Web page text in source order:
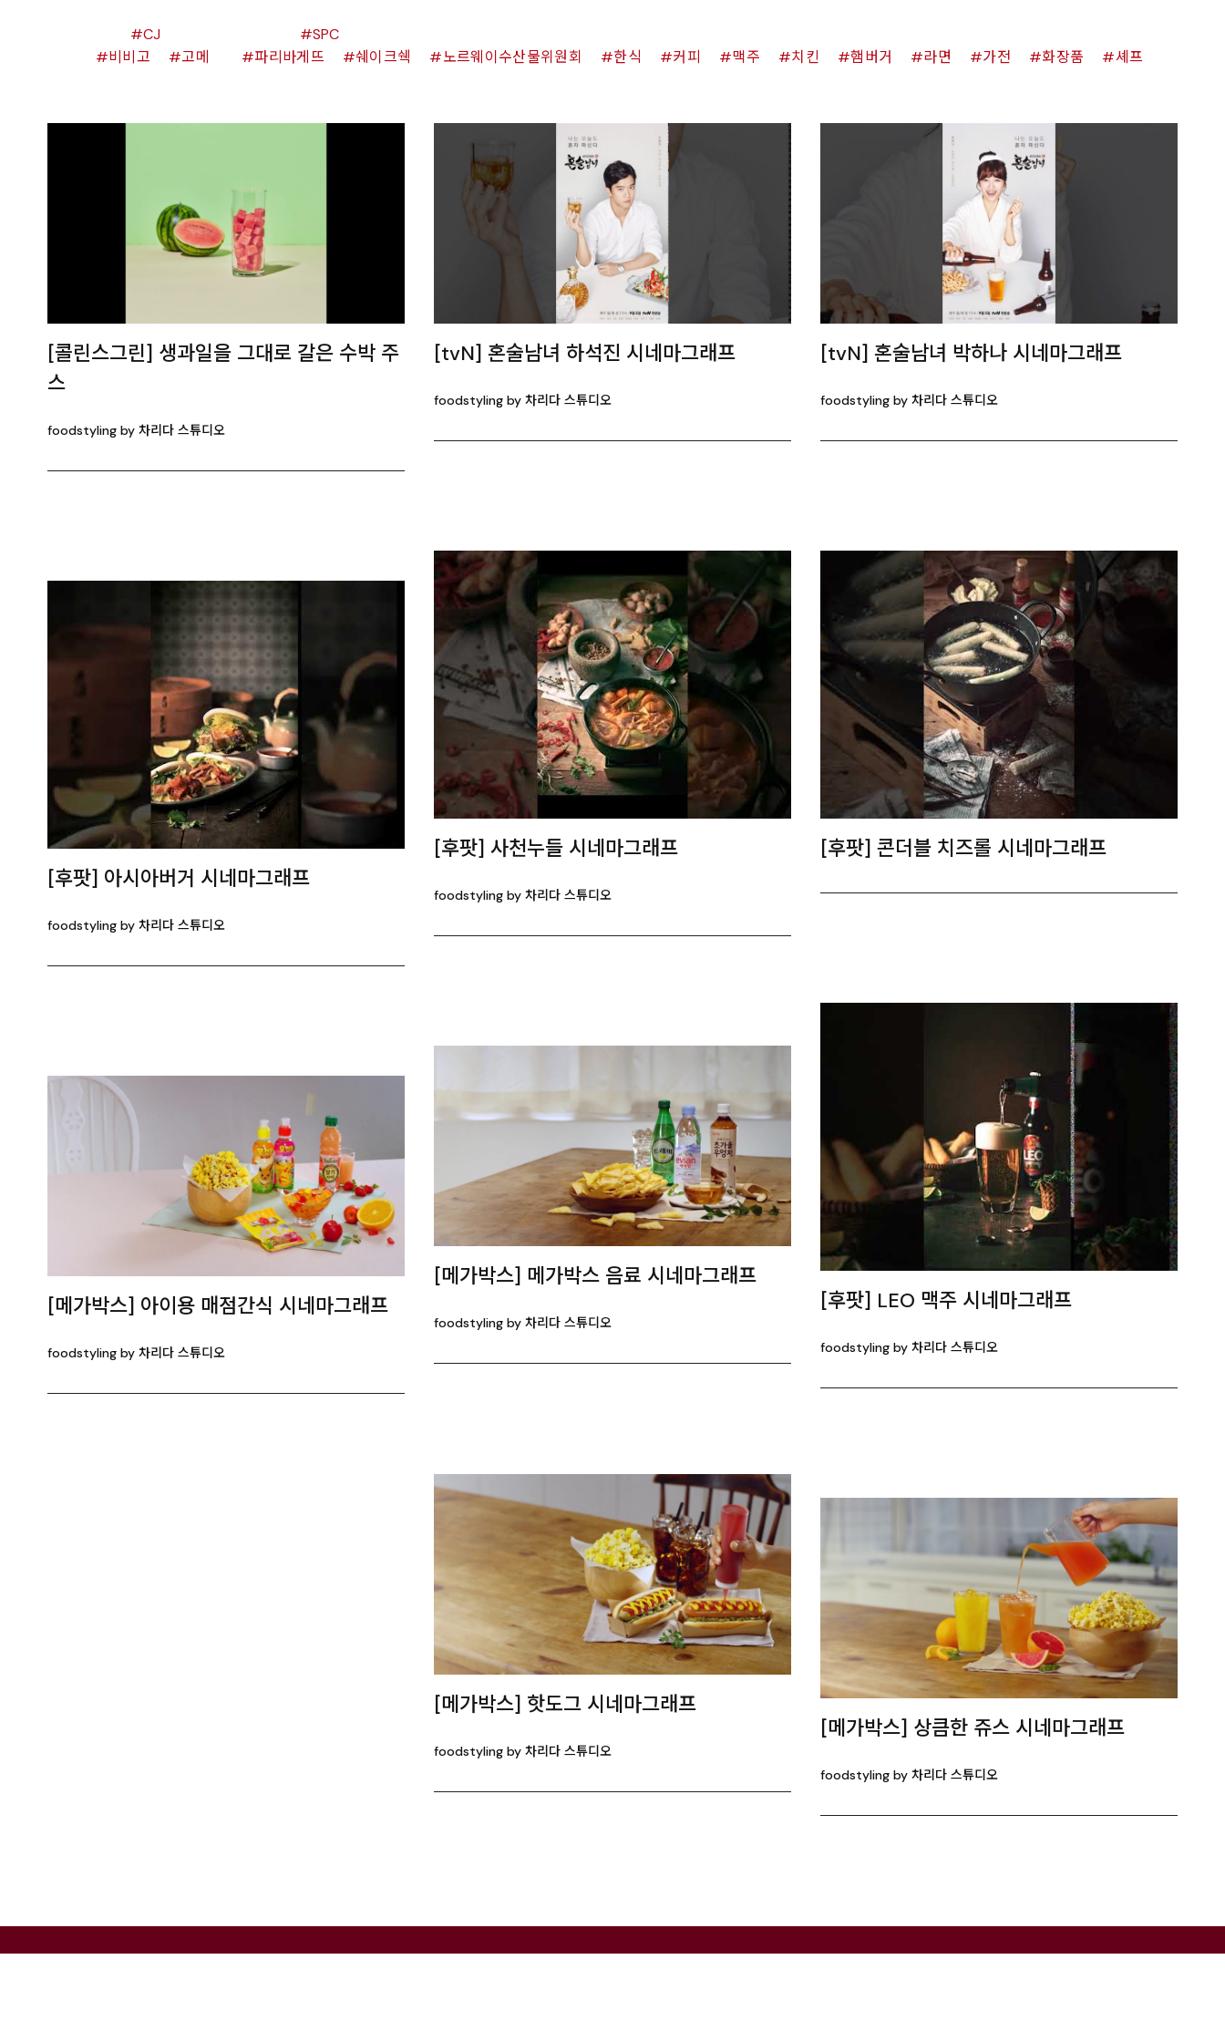
CJ
비비고
고메
SPC
파리바게뜨
쉐이크쉑 노르웨이수산물위원회 한식 커피 맥주 치킨 햄버거 라면 가전 화장품 셰프
[콜린스그린] 생과일을 그대로 갈은 수박 주
스
foodstyling by 차리다 스튜디오
[tvN] 혼술남녀 하석진 시네마그래프
foodstyling by 차리다 스튜디오
[tvN] 혼술남녀 박하나 시네마그래프
foodstyling by 차리다 스튜디오
[후팟] 사천누들 시네마그래프
foodstyling by 차리다 스튜디오
[후팟] 콘더블 치즈롤 시네마그래프
[후팟] 아시아버거 시네마그래프
foodstyling by 차리다 스튜디오
[후팟] LEO 맥주 시네마그래프
foodstyling by 차리다 스튜디오
[메가박스] 메가박스 음료 시네마그래프
foodstyling by 차리다 스튜디오
[메가박스] 아이용 매점간식 시네마그래프
foodstyling by 차리다 스튜디오
[메가박스] 핫도그 시네마그래프
foodstyling by 차리다 스튜디오
[메가박스] 상큼한 쥬스 시네마그래프
foodstyling by 차리다 스튜디오